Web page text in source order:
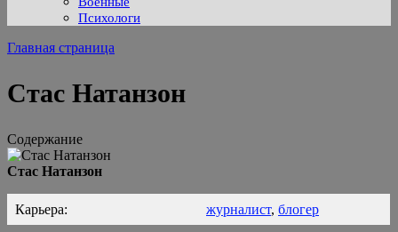
Психологи
Главная страница
Стас Натанзон
Содержание
Стас Натанзон
Карьера: журналист, блогер